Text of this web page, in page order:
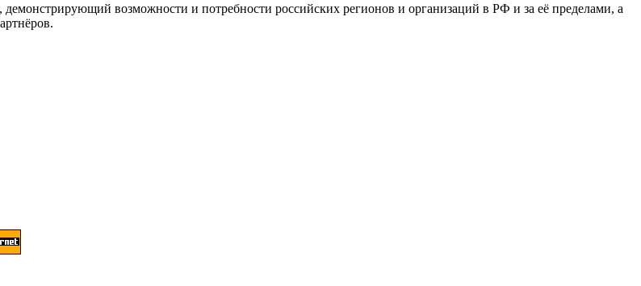
возможности и потребности российских регионов и организаций в РФ и за её пределами, а